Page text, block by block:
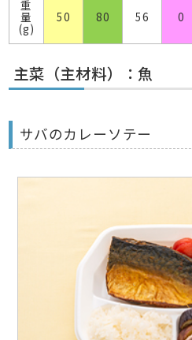
重
量
(g)
50 80 56 0
主菜（主材料）：魚
サバのカレーソテー